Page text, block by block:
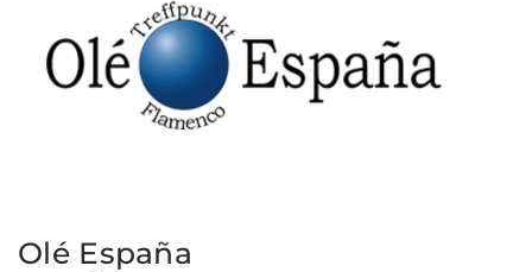
Olé España